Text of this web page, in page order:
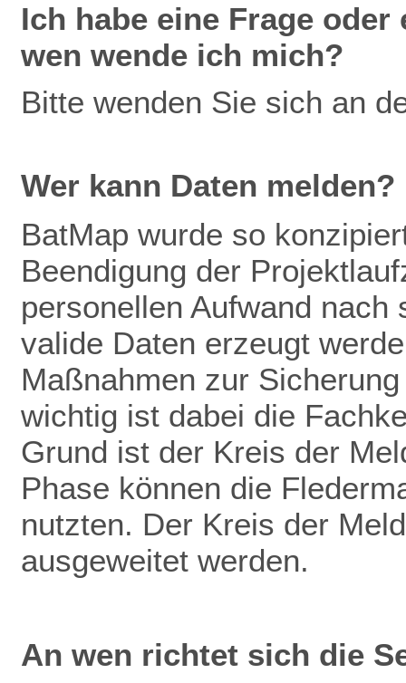
Ich habe eine Frage
wen wende ich mich?
Bitte wenden Sie sich an
Wer kann Daten melden?
BatMap wurde so
Beendigung der
personellen Aufwand
valide Daten erzeugt
Maßnahmen zur
wichtig ist dabei die
Grund ist der Kreis der
Phase können die
nutzten. Der Kreis der
ausgeweitet werden.
An wen richtet sich die